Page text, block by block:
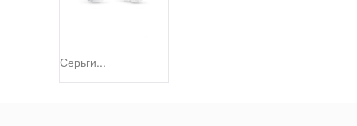
Серьги...